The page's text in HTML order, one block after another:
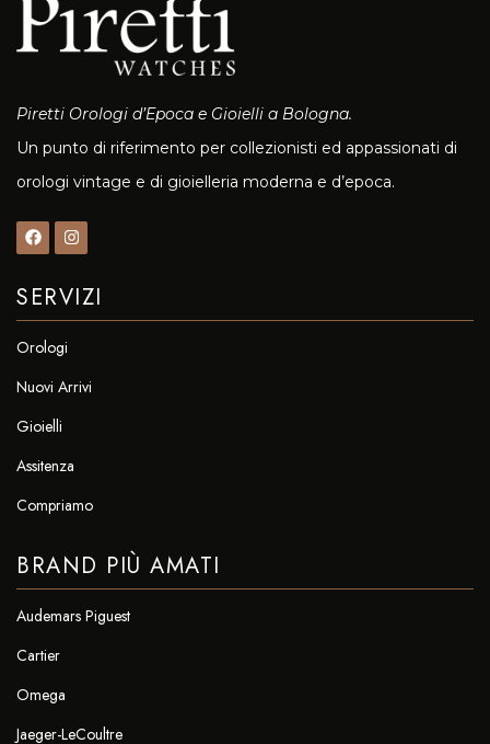
Piretti Orologi d’Epoca e Gioielli a Bologna.
Un punto di riferimento per collezionisti ed appassionati di
orologi vintage e di gioielleria moderna e d’epoca.
SERVIZI
Orologi
Nuovi Arrivi
Gioielli
Assitenza
Compriamo
BRAND PIÙ AMATI
Audemars Piguest
Cartier
Omega
Jaeger-LeCoultre